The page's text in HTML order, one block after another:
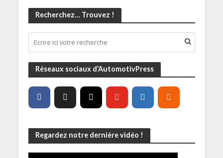
Recherchez… Trouvez !
Réseaux sociaux d’AutomotivPress
Regardez notre dernière vidéo !